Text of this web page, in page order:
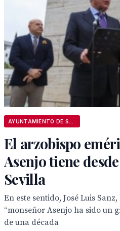
El arzobispo
Asenjo tiene
Sevilla
En este sentido, José Luis
“monseñor Asenjo ha sido un
de una década